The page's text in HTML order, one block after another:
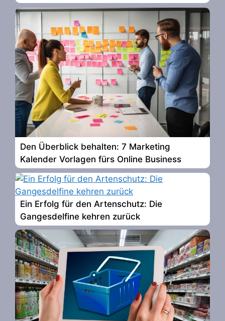
Den Überblick behalten: 7 Marketing
Kalender Vorlagen fürs Online Business
Ein Erfolg für den Artenschutz: Die
Gangesdelfine kehren zurück